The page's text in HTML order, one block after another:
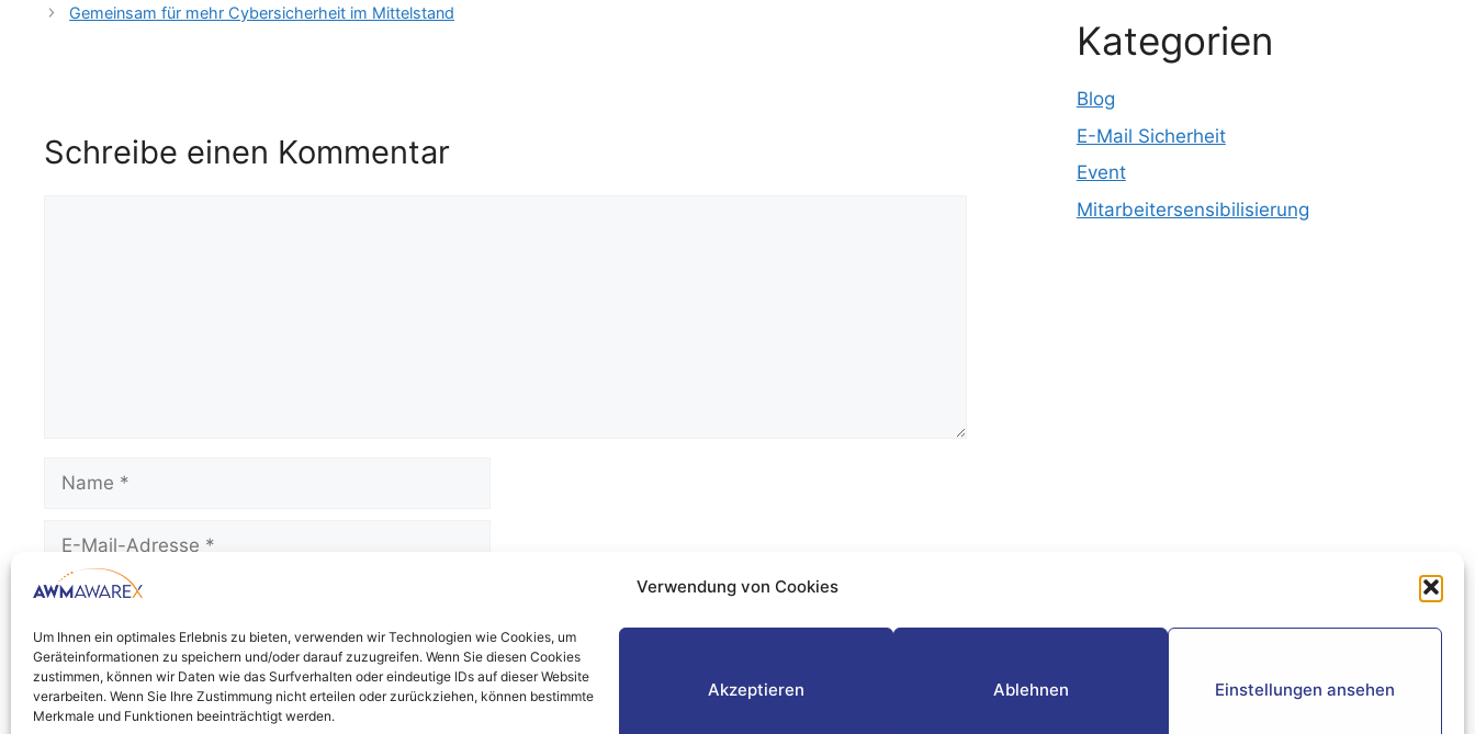
Verwendung von Cookies
Um Ihnen ein optimales Erlebnis zu bieten, verwenden wir Technologien wie Cookies, um
Geräteinformationen zu speichern und/oder darauf zuzugreifen. Wenn Sie diesen Cookies
zustimmen, können wir Daten wie das Surfverhalten oder eindeutige IDs auf dieser Website
verarbeiten. Wenn Sie Ihre Zustimmung nicht erteilen oder zurückziehen, können bestimmte
Merkmale und Funktionen beeinträchtigt werden.
Akzeptieren Ablehnen Einstellungen ansehen
Gemeinsam für mehr Cybersicherheit im Mittelstand
Schreibe einen Kommentar
Name, E-Mail-Adresse und Website in diesem Browser für meinen nächsten Kommentar speichern.
Kategorien
Blog
E-Mail Sicherheit
Event
Mitarbeitersensibilisierung